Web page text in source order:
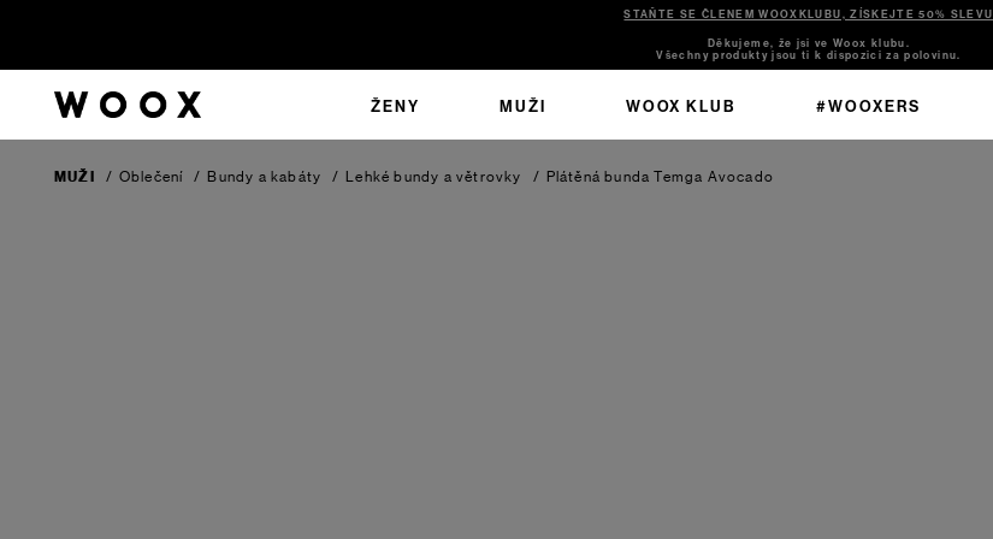
STAŇTE SE ČLENEM WOOXKLUBU, ZÍSKEJTE 50% SLEVU
Děkujeme, že jsi ve Woox klubu.
Všechny produkty jsou ti k dispozici za polovinu.
ŽENY MUŽI WOOX KLUB #WOOXERS
MUŽI / Oblečení / Bundy a kabáty / Lehké bundy a větrovky / Plátěná bunda Temga Avocado